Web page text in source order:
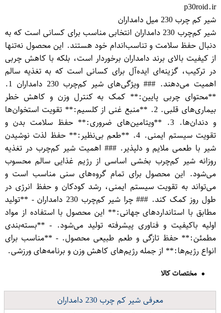
p30roid.ir
شیر کم چرب 230 میل دامداران
شیر کم‌چرب 230 دامداران انتخابی مناسب برای کسانی است که به
دنبال حفظ سلامت و تناسب‌اندام خود هستند. این محصول نه‌تنها
از کیفیت بالای برند دامداران برخوردار است، بلکه با کاهش چربی
در ترکیب، گزینه‌ای ایده‌آل برای کسانی است که به تغذیه سالم
اهمیت می‌دهند. ### ویژگی‌های شیر کم‌چرب 230 دامداران 1.
**محتوای چربی پایین:** کمک به کنترل وزن و کاهش خطر
بیماری‌های قلبی. 2. **منبع غنی از کلسیم:** تقویت استخوان‌ها
و دندان‌ها. 3. **ویتامین‌های ضروری:** حفظ سلامت بدن و
تقویت سیستم ایمنی. 4. **طعم بی‌نظیر:** حفظ لذت نوشیدن
شیر با طعمی ملایم و دلپذیر. ### اهمیت شیر کم‌چرب در تغذیه
روزانه شیر کم‌چرب بخشی اساسی از رژیم غذایی سالم محسوب
می‌شود. این محصول برای تمام گروه‌های سنی مناسب است و
می‌تواند به تقویت سیستم ایمنی، رشد کودکان و حفظ انرژی در
طول روز کمک کند. ### چرا شیر کم‌چرب 230 دامداران - **تولید
مطابق با استانداردهای جهانی:** این محصول با استفاده از مواد
اولیه باکیفیت و فناوری پیشرفته تولید می‌شود. - **بسته‌بندی
مطمئن:** حفظ تازگی و طعم طبیعی محصول. - **مناسب برای
انواع رژیم‌ها:** از جمله رژیم‌های کاهش وزن و برنامه‌های ورزشی.
مختصات کالا
معرفی شیر کم چرب 230 دامداران